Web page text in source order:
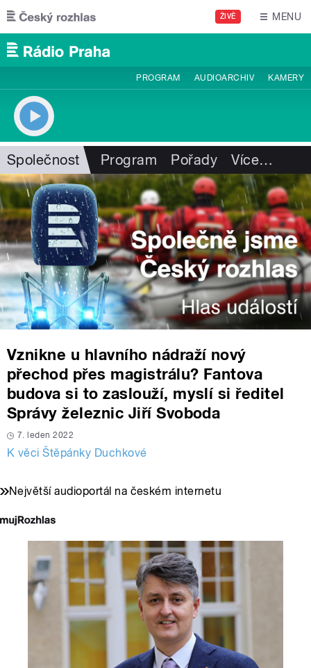
Přejít k hlavnímu obsahu
ŽIVĚ MENU
PROGRAM AUDIOARCHIV KAMERY
Společnost Program Pořady Více…
Vznikne u hlavního nádraží nový
přechod přes magistrálu? Fantova
budova si to zaslouží, myslí si ředitel
Správy železnic Jiří Svoboda
7. leden 2022
K věci Štěpánky Duchkové
Největší audioportál na českém internetu